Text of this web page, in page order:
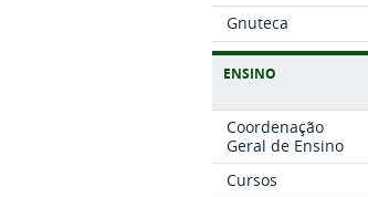
Gnuteca
ENSINO
Coordenação
Geral de Ensino
Cursos